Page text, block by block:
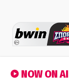
NOW ON